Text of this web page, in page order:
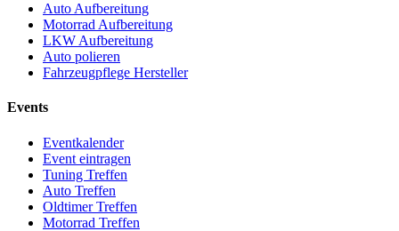
Auto Aufbereitung
Motorrad Aufbereitung
LKW Aufbereitung
Auto polieren
Fahrzeugpflege Hersteller
Events
Eventkalender
Event eintragen
Tuning Treffen
Auto Treffen
Oldtimer Treffen
Motorrad Treffen